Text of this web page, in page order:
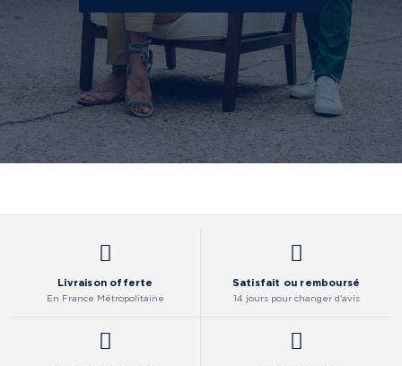
Livraison offerte
En France Métropolitaine
Satisfait ou remboursé
14 jours pour changer d'avis